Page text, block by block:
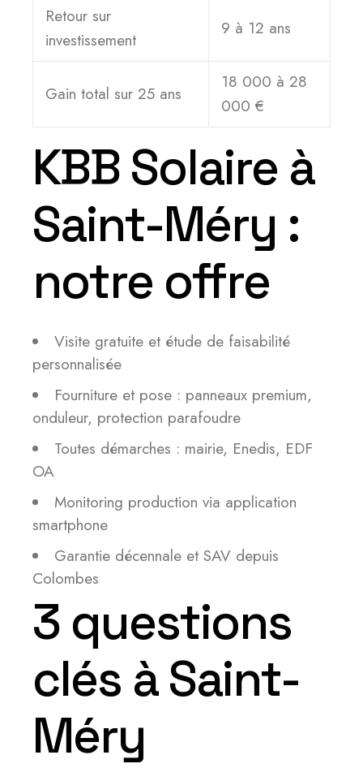
Retour sur
investissement
9 à 12 ans
Gain total sur 25 ans
18 000 à 28
000 €
KBB Solaire à
Saint-Méry :
notre offre
Visite gratuite et étude de faisabilité
personnalisée
Fourniture et pose : panneaux premium,
onduleur, protection parafoudre
Toutes démarches : mairie, Enedis, EDF
OA
Monitoring production via application
smartphone
Garantie décennale et SAV depuis
Colombes
3 questions
clés à Saint-
Méry